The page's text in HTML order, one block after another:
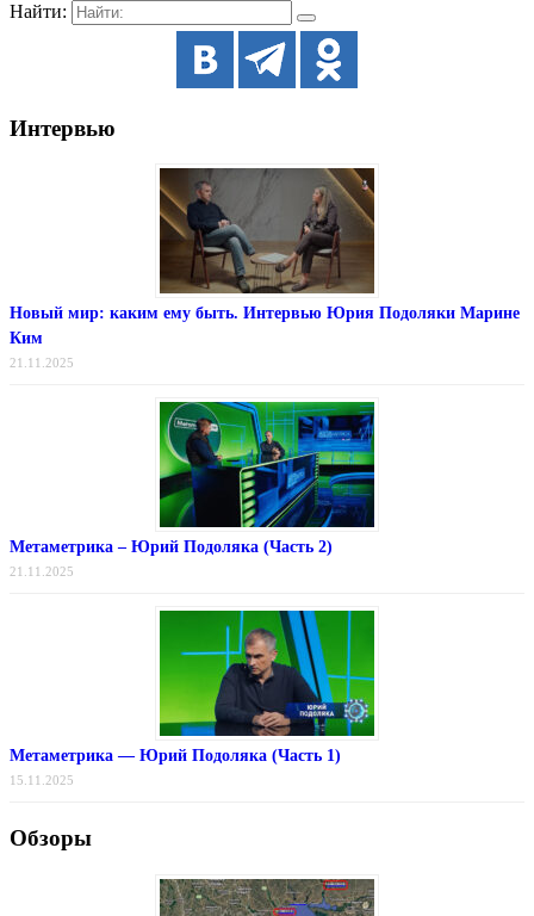
Найти:
Интервью
Новый мир: каким ему быть. Интервью Юрия Подоляки Марине
Ким
21.11.2025
Метаметрика – Юрий Подоляка (Часть 2)
21.11.2025
Метаметрика — Юрий Подоляка (Часть 1)
15.11.2025
Обзоры